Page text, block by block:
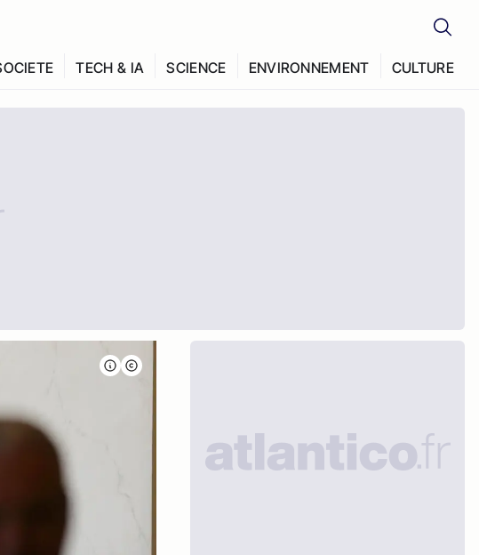
TECH & IA SCIENCE ENVIRONNEMENT CULTURE